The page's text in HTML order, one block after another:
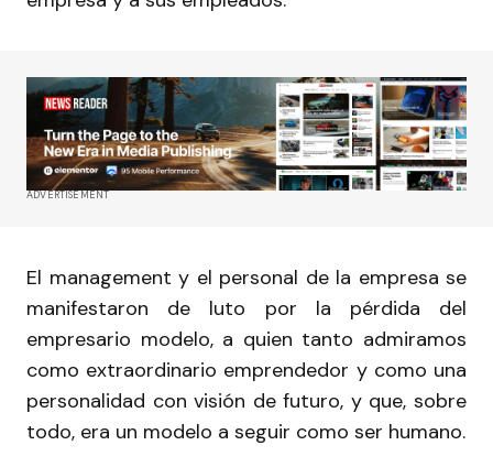
ADVERTISEMENT
El management y el personal de la empresa se
manifestaron de luto por la pérdida del
empresario modelo, a quien tanto admiramos
como extraordinario emprendedor y como una
personalidad con visión de futuro, y que, sobre
todo, era un modelo a seguir como ser humano.